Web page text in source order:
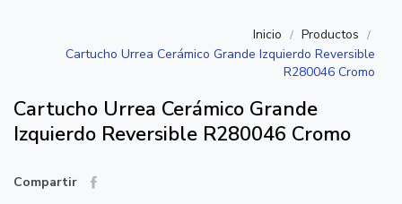
Inicio
Productos
Cartucho Urrea Cerámico Grande Izquierdo Reversible
R280046 Cromo
Cartucho Urrea Cerámico Grande
Izquierdo Reversible R280046 Cromo
Compartir